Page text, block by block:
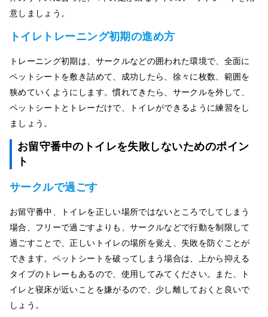
意しましょう。
トイレトレーニング初期の進め方
トレーニング初期は、サークルなどの囲われた環境で、全面に
ペットシートを敷き詰めて、成功したら、徐々に枚数、範囲を
狭めていくようにします。慣れてきたら、サークルを外して、
ペットシートとトレーだけで、トイレができるように練習をし
ましょう。
お留守番中のトイレを失敗しないためのポイン
ト
サークルで過ごす
お留守番中、トイレを正しい場所ではないところでしてしまう
場合、フリーで過ごすよりも、サークルなどで行動を制限して
過ごすことで、正しいトイレの場所を覚え、失敗を防ぐことが
できます。ペットシートを破ってしまう場合は、上から抑える
タイプのトレーもあるので、使用してみてください。また、ト
イレと寝床が近いことを嫌がるので、少し離しておくと良いで
しょう。